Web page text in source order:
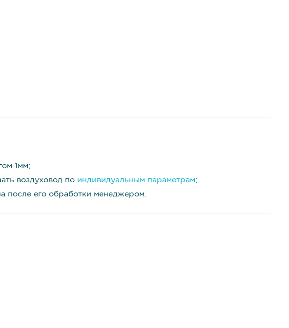
1мм;
воздуховод по индивидуальным параметрам;
после его обработки менеджером.